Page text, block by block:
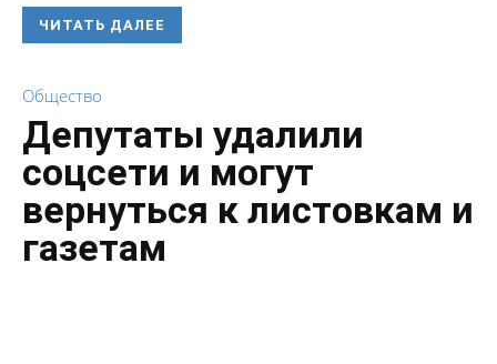
ЧИТАТЬ ДАЛЕЕ
Общество
Депутаты удалили
соцсети и могут
вернуться к листовкам и
газетам